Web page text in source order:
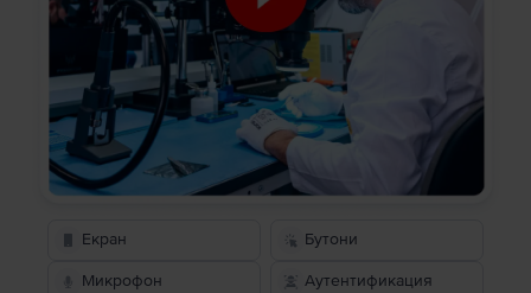
Екран Бутони
Микрофон Аутентификация